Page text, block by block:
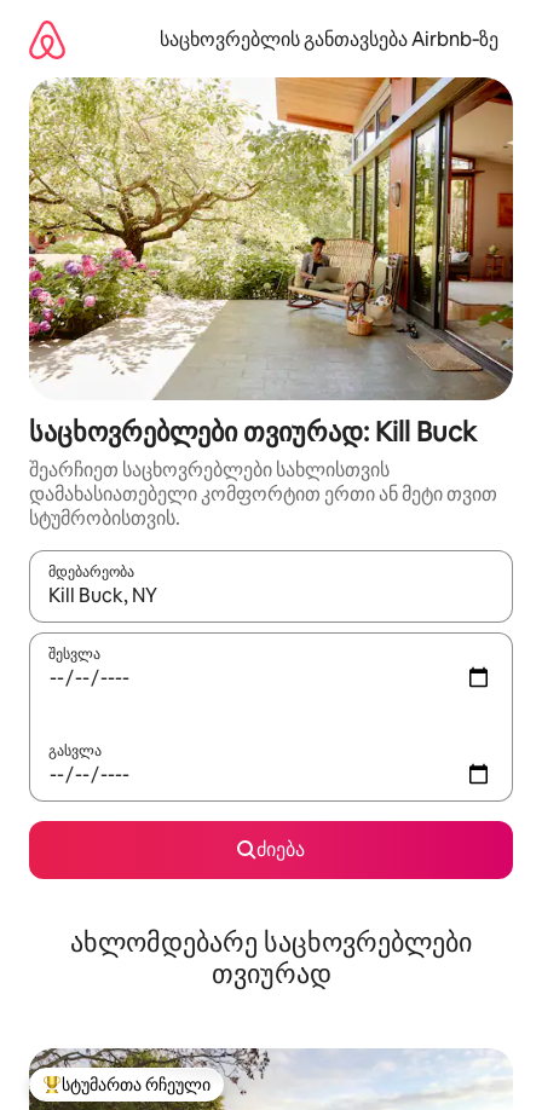
გადასვლა
საცხოვრებლის განთავსება Airbnb‑ზე
საცხოვრებლები თვიურად: Kill Buck
შეარჩიეთ საცხოვრებლები სახლისთვის
დამახასიათებელი კომფორტით ერთი ან მეტი თვით
სტუმრობისთვის.
მდებარეობა
როცა შედეგები ხელმისაწვდომი გახდება, ნავიგაციისთვის
შესვლა
გასვლა
ძიება
ახლომდებარე საცხოვრებლები
თვიურად
სტუმართა რჩეული მოწინავე ვარიანტი
სტუმართა რჩეული